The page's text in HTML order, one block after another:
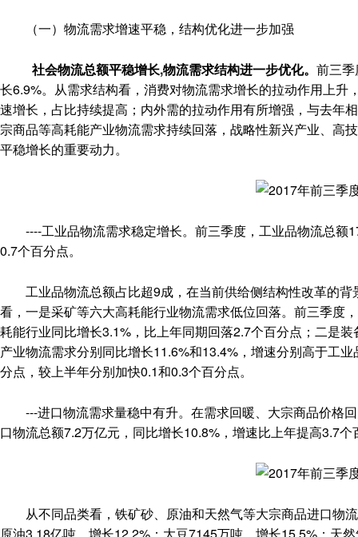
（一）物流需求增速平稳，结构优化进一步加强
社会物流总额平稳增长,物流需求结构进一步优化。 前三
长6.9%。从需求结构看，消费对物流需求增长的拉动作用上
速增长，占比持续提高；内外需的拉动作用有所增强，与去年
宗商品等高耗能产业物流需求持续回落，战略性新兴产业、高
平稳增长的重要动力。
----工业品物流需求稳定增长。前三季度，工业品物流总额
0.7个百分点。
工业品物流总额占比超9成，在当前供给侧结构性改革的背
看，一是采矿等六大高耗能行业物流需求低位回落。前三季度
耗能行业同比增长3.1%，比上年同期回落2.7个百分点；二是
产业物流需求分别同比增长11.6%和13.4%，增速分别高于工
分点，较上半年分别加快0.1和0.3个百分点。
---进口物流需求量稳中有升。在需求回暖、大宗商品价格
口物流总额7.2万亿元，同比增长10.8%，增速比上年提高3.7
从不同品类看，铁矿砂、原油和天然气等大宗商品进口物